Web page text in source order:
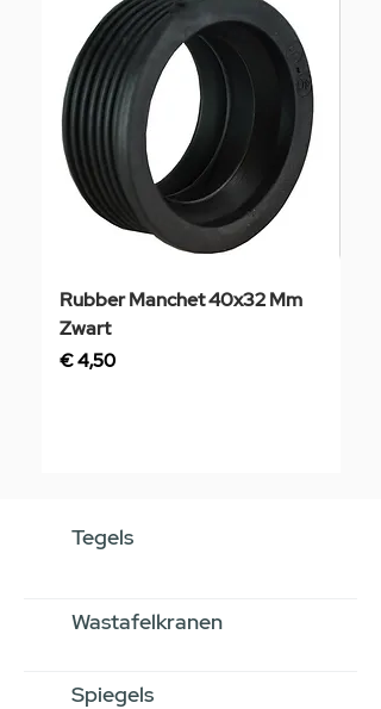
Rubber Manchet 40x32 Mm
Zwart
Prijs
€ 4,50
Tegels
Wastafelkranen
Spiegels